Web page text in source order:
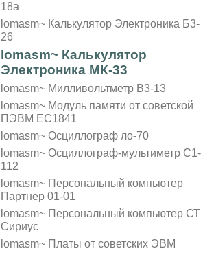
18а
lomasm~ Калькулятор Электроника Б3-
26
lomasm~ Калькулятор
Электроника МК-33
lomasm~ Милливольтметр B3-13
lomasm~ Модуль памяти от советской
ПЭВМ ЕС1841
lomasm~ Осциллограф ло-70
lomasm~ Осциллограф-мультиметр С1-
112
lomasm~ Персональный компьютер
Партнер 01-01
lomasm~ Персональный компьютер СТ
Сириус
lomasm~ Платы от советских ЭВМ